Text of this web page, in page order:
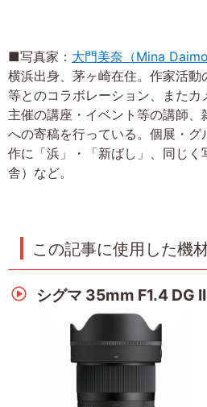
■写真家： 大門美奈（Mina
横浜出身、茅ヶ崎在住。作家活動
等とのコラボレーション、また
主催の講座・イベント等の講師
への寄稿を行っている。個展・グ
作に「浜」・「新ばし」、同じく
舎）など。
この記事に使用した機
シグマ 35mm F1.4 DG